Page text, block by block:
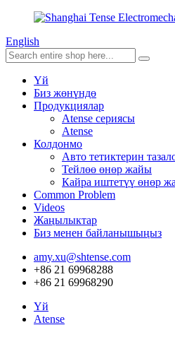
English
Үй
Биз жөнүндө
Продукциялар
Atense сериясы
Atense
Колдонмо
Авто тетиктерин
Тейлөө өнөр жайы
Кайра иштетүү өнөр
Common Problem
Videos
Жаңылыктар
Биз менен байланышыңыз
amy.xu@shtense.com
+86 21 69968288
+86 21 69968290
Үй
Atense